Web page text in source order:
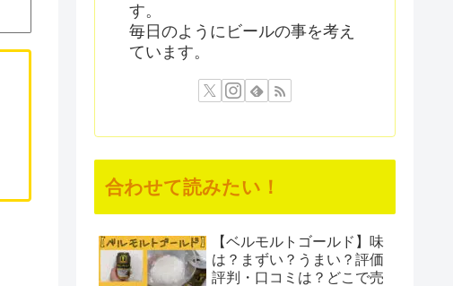
す。
毎日のようにビールの事を考え
ています。
合わせて読みたい！
【ベルモルトゴールド】味
は？まずい？うまい？評価
評判・口コミは？どこで売